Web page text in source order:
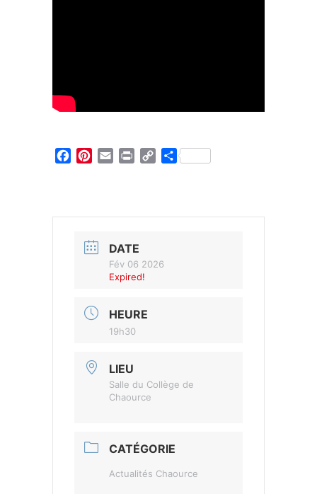
Facebook
Pinterest
Email Print
CopyPartager
DATE
Fév 06 2026
Expired!
HEURE
19h30
LIEU
Salle du Collège de
Chaource
CATÉGORIE
Actualités Chaource